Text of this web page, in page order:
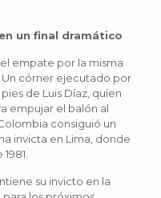
un final dramático
empate por la misma
Un córner ejecutado por
de Luis Díaz, quien
empujar el balón al
consiguió un
invicta en Lima, donde
su invicto en la